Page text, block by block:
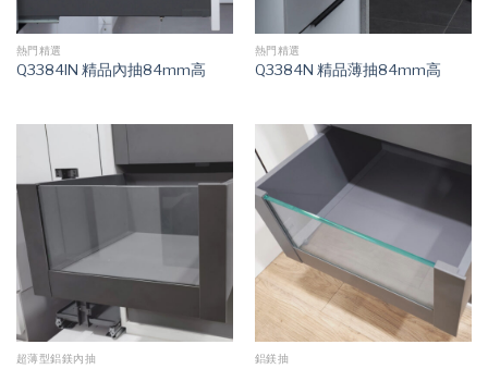
熱門精選
Q3384IN 精品內抽84mm高
熱門精選
Q3384N 精品薄抽84mm高
超薄型鋁鎂內抽 鋁鎂抽